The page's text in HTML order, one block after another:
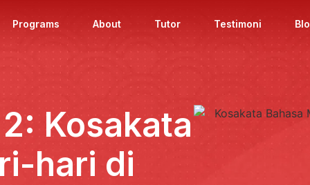
Programs About Tutor Testimoni
Kosakata
hari di